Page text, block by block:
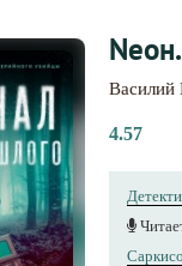
Василий
4.57